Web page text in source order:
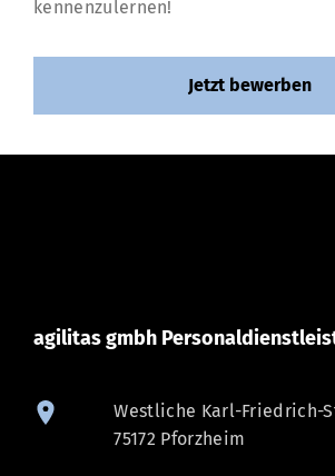
kennenzulernen!
Jetzt bewerben
agilitas gmbh
Westliche Karl-Friedrich-
75172 Pforzheim